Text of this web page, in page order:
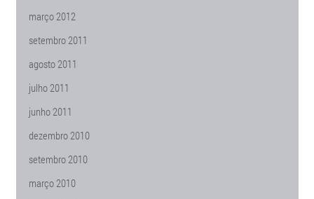
março 2012
setembro 2011
agosto 2011
julho 2011
junho 2011
dezembro 2010
setembro 2010
março 2010